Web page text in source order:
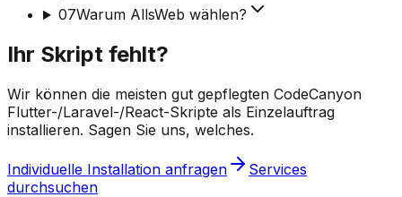
07Warum AllsWeb wählen?
Ihr Skript fehlt?
Wir können die meisten gut gepflegten CodeCanyon
Flutter-/Laravel-/React-Skripte als Einzelauftrag
installieren. Sagen Sie uns, welches.
Individuelle Installation anfragen
Services
durchsuchen